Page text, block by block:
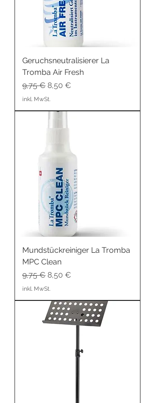
Geruchsneutralisierer La
Tromba Air Fresh
Standardpreis
9,75 € Sale-Preis
8,50 €
inkl. MwSt.
Mundstückreiniger La Tromba
MPC Clean
Standardpreis
9,75 € Sale-Preis
8,50 €
inkl. MwSt.